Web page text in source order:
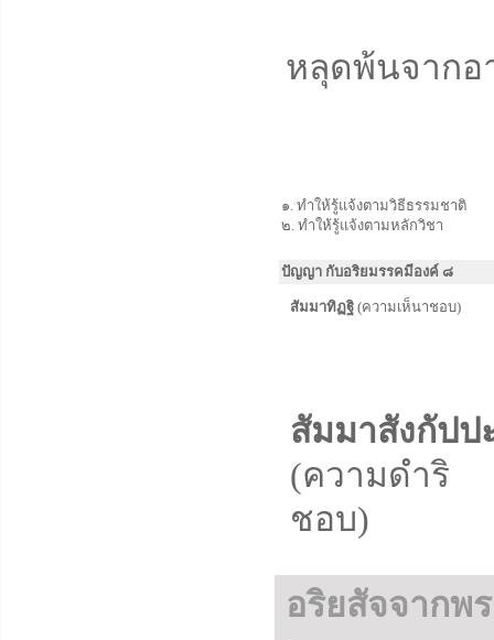
หลุดพ้นจากอ
๑. ทำให้รู้แจ้งตามวิธีธรรมชาติ
๒. ทำให้รู้แจ้งตามหลักวิชา
ปัญญา กับอริยมรรคมีองค์ ๘
สัมมาทิฏฐิ(ความเห็นาชอบ)
สัมมาสังกัปป
(ความดำริ
ชอบ)
อริยสัจจากพ